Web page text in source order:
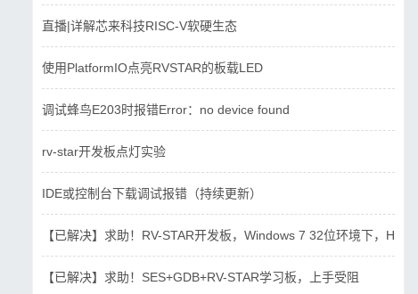
直播|详解芯来科技RISC-V软硬生态
使用PlatformIO点亮RVSTAR的板载LED
调试蜂鸟E203时报错Error：no device found
rv-star开发板点灯实验
IDE或控制台下载调试报错（持续更新）
【已解决】求助！RV-STAR开发板，Windows 7 32位环境下，
【已解决】求助！SES+GDB+RV-STAR学习板，上手受阻